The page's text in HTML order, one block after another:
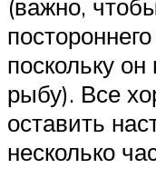
(важно,
поскольку он
рыбу). Все
оставить
несколько